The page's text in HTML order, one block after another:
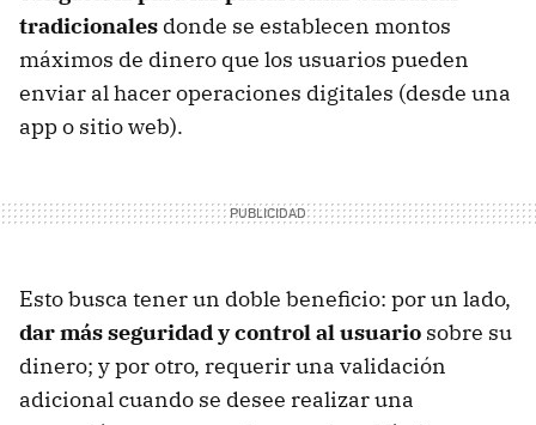
tradicionales donde se establecen montos
máximos de dinero que los usuarios pueden
enviar al hacer operaciones digitales (desde una
app o sitio web).
Esto busca tener un doble beneficio: por un lado,
dar más seguridad y control al usuario sobre su
dinero; y por otro, requerir una validación
adicional cuando se desee realizar una